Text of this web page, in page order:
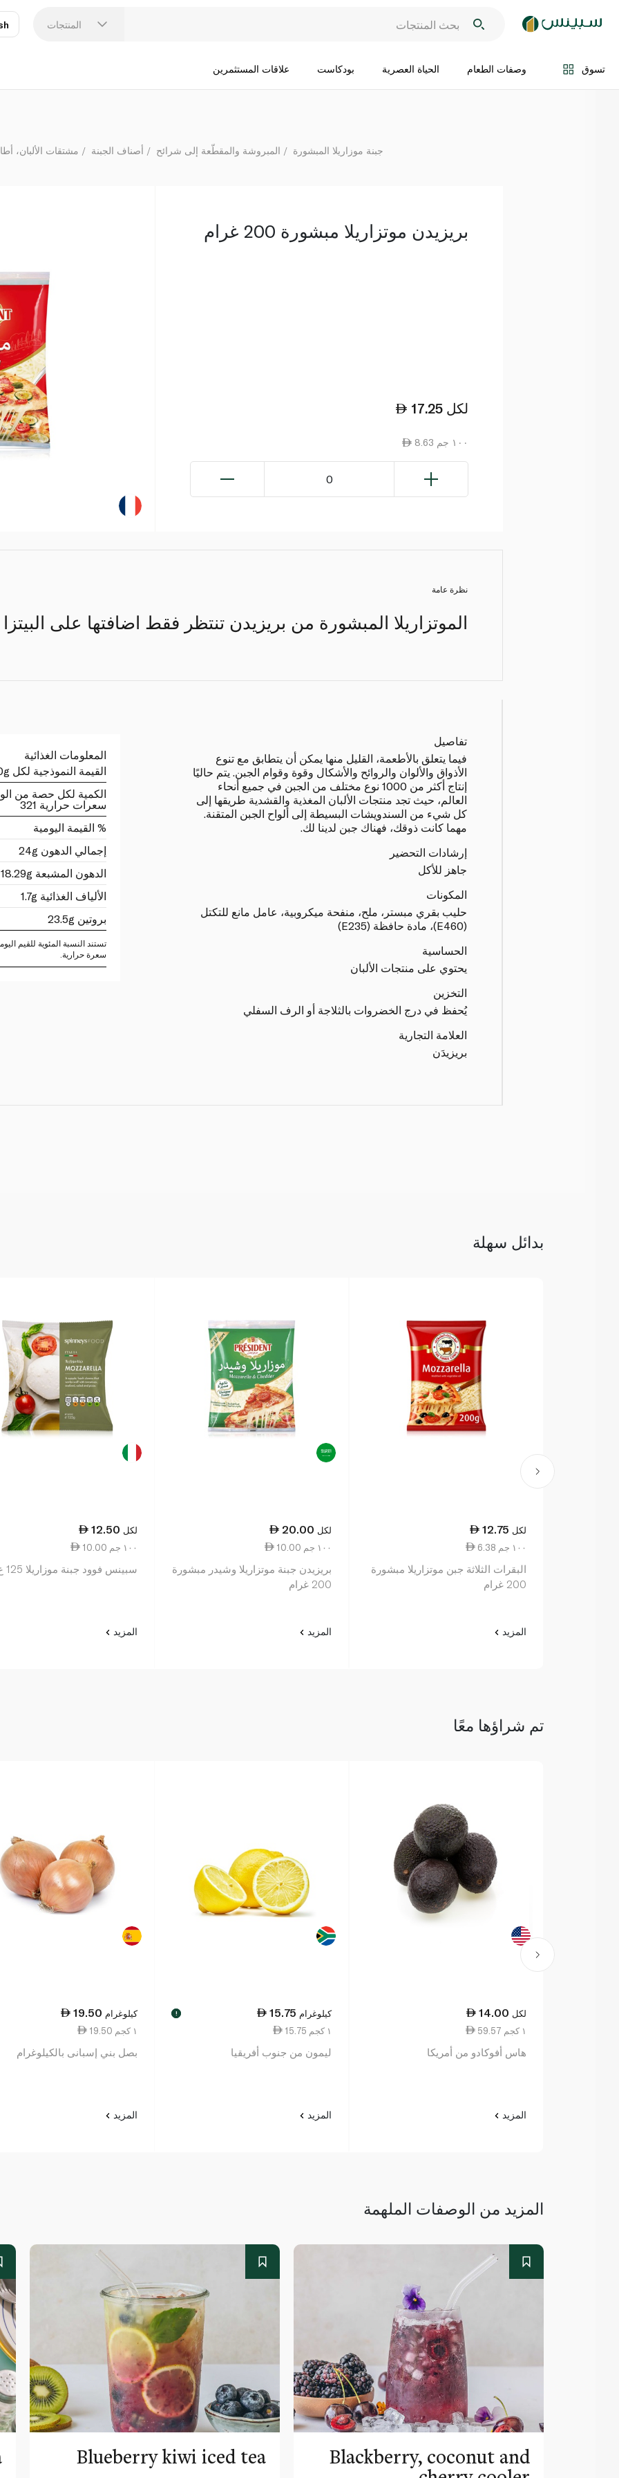
المنتجات
تسوق وصفات الطعام الحياة العصرية بودكاست علاقات المستثمرين
اضف الى السلة
مشتقات الألبان، أصناف الجبنة المبروشة والمقطّعة إلى شرائح جبنة موزاريلا المبشورة
بريزيدن موتزاريلا مبشورة 200 غرام
17.25 لكل
8.63 ١٠٠ جم
0
نظرة عامة
الموتزاريلا المبشورة من بريزيدن تنتظر فقط اضافتها على البيتزا
تفاصيل
فيما يتعلق بالأطعمة، القليل منها يمكن أن يتطابق مع تنوع
الأذواق والألوان والروائح والأشكال وقوة وقوام الجبن. يتم حاليًا
إنتاج أكثر من 1000 نوع مختلف من الجبن في جميع أنحاء
العالم، حيث تجد منتجات الألبان المغذية والقشدية طريقها إلى
كل شيء من السندويشات البسيطة إلى ألواح الجبن المتقنة.
مهما كانت ذوقك، فهناك جبن لدينا لك.
إرشادات التحضير
جاهز للأكل
المكونات
حليب بقري مبستر، ملح، منفحة ميكروبية، عامل مانع للتكتل
(E460)، مادة حافظة (E235)
الحساسية
يحتوي على منتجات الألبان
التخزين
يُحفظ في درج الخضروات بالثلاجة أو الرف السفلي
العلامة التجارية
بريزيدَن
المعلومات الغذائية
القيمة النموذجية لكل 100g
الكمية لكل حصة من
سعرات حرارية 321
% القيمة اليومية
إجمالي الدهون 24g
الدهون المشبعة 18.29g
الألياف الغذائية 1.7g
بروتين 23.5g
سعرة حرارية.
بدائل سهلة
12.75 لكل
6.38 ١٠٠ جم
البقرات الثلاثة جبن موتزاريلا مبشورة
200 غرام
المزيد
20.00 لكل
10.00 ١٠٠ جم
بريزيدن جبنة موتزاريلا وشيدر مبشورة
200 غرام
المزيد
12.50 لكل
10.00 ١٠٠ جم
سبينس فوود جبنة موزاريلا 125 غ
المزيد
تم شراؤها معًا
14.00 لكل
59.57 ١ كجم
هاس أفوكادو من أمريكا
المزيد
15.75 كيلوغرام !
15.75 ١ كجم
ليمون من جنوب أفريقيا
المزيد
19.50 كيلوغرام
19.50 ١ كجم
بصل بني إسبانى بالكيلوغرام
المزيد
المزيد من الوصفات الملهمة
Blueberry kiwi iced tea Blackberry, coconut and